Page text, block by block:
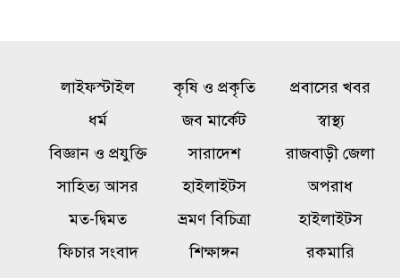
একটি চক্র জ্বালানি খাতকে
অস্থিতিশীল করার জন্য সক্রিয়:
বালিয়াকান্দীতে শিক্ষা প্রতিষ্ঠানে
ক্রীড়া সামগ্রী, বাদ্যযন্ত্র ও হাইজিন
লাইফস্টাইল কৃষি ও প্রকৃতি
প্রবাসের খবর
ধর্ম
জব মার্কেট
স্বাস্থ্য
বিজ্ঞান ও প্রযুক্তি
সারাদেশ
রাজবাড়ী জেলা
সাহিত্য আসর
হাইলাইটস
অপরাধ
মত-দ্বিমত
ভ্রমণ বিচিত্রা
হাইলাইটস
ফিচার সংবাদ
শিক্ষাঙ্গন রকমারি